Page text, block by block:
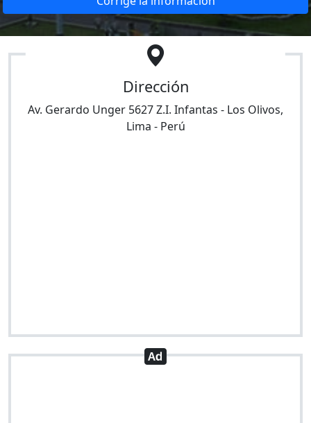
Dirección
Av. Gerardo Unger 5627 Z.I. Infantas - Los Olivos,
Lima - Perú